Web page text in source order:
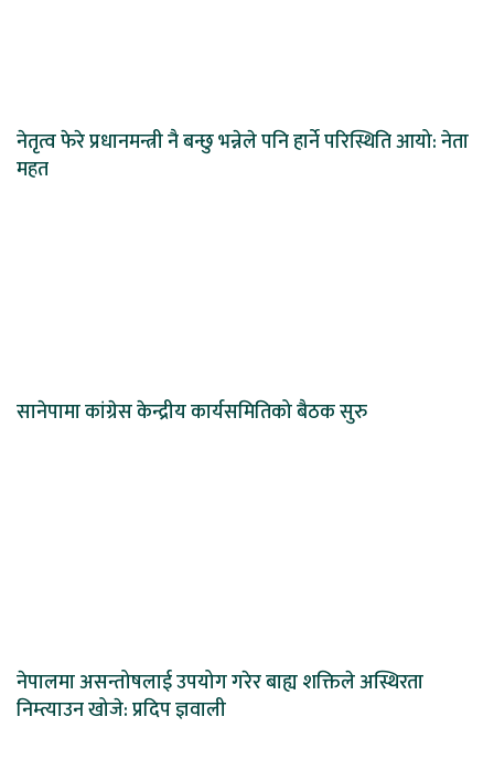
नेतृत्व फेरे प्रधानमन्त्री नै बन्छु भन्नेले पनि हार्ने परिस्थिति आयो: नेता
महत
सानेपामा कांग्रेस केन्द्रीय कार्यसमितिको बैठक सुरु
नेपालमा असन्तोषलाई उपयोग गरेर बाह्य शक्तिले अस्थिरता
निम्त्याउन खोजे: प्रदिप ज्ञवाली